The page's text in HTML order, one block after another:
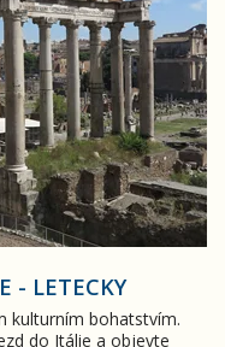
- LETECKY
kulturním bohatstvím.
do Itálie a objevte